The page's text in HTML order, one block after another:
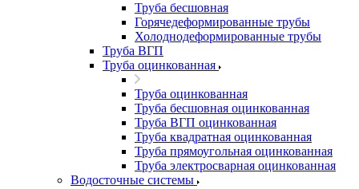
Труба бесшовная
Горячедеформированные трубы
Холоднодеформированные трубы
Труба ВГП
Труба оцинкованная
Труба оцинкованная
Труба бесшовная оцинкованная
Труба ВГП оцинкованная
Труба квадратная оцинкованная
Труба прямоугольная оцинкованная
Труба электросварная оцинкованная
Водосточные системы